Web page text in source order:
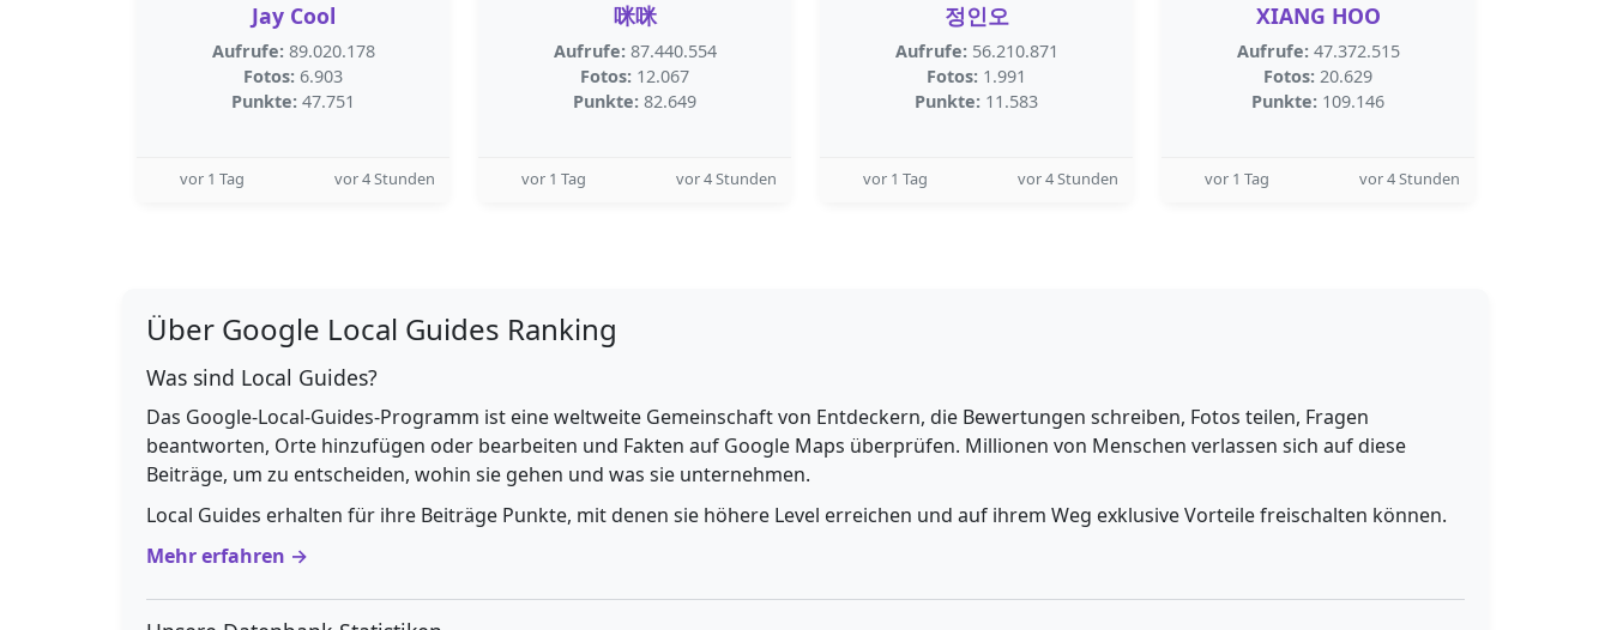
Jay Cool
Aufrufe: 89.020.178
Fotos: 6.903
Punkte: 47.751
vor 1 Tag vor 4 Stunden
咪咪
Aufrufe: 87.440.554
Fotos: 12.067
Punkte: 82.649
vor 1 Tag vor 4 Stunden
정인오
Aufrufe: 56.210.871
Fotos: 1.991
Punkte: 11.583
vor 1 Tag vor 4 Stunden
XIANG HOO
Aufrufe: 47.372.515
Fotos: 20.629
Punkte: 109.146
vor 1 Tag vor 4 Stunden
Über Google Local Guides Ranking
Was sind Local Guides?
Das Google-Local-Guides-Programm ist eine weltweite Gemeinschaft von Entdeckern, die Bewertungen schreiben, Fotos teilen, Fragen
beantworten, Orte hinzufügen oder bearbeiten und Fakten auf Google Maps überprüfen. Millionen von Menschen verlassen sich auf diese
Beiträge, um zu entscheiden, wohin sie gehen und was sie unternehmen.
Local Guides erhalten für ihre Beiträge Punkte, mit denen sie höhere Level erreichen und auf ihrem Weg exklusive Vorteile freischalten können.
Mehr erfahren →